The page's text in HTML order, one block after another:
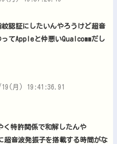
認証にしたいんやろうけど超音
てAppleと仲悪いQualcommだし
19(月) 19:41:36.91
く特許関係で和解したんや
超音波発振子を搭載する時間がな